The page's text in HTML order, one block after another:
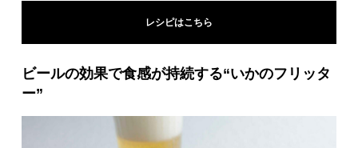
レシピはこちら
ビールの効果で食感が持続する“いかのフリッタ
ー”